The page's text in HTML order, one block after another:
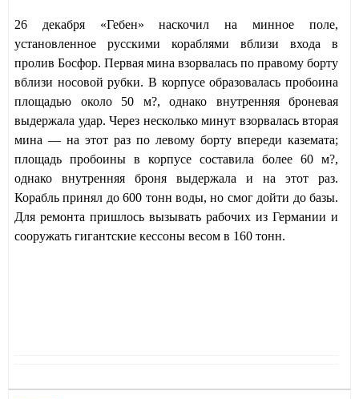
26 декабря «Гебен» наскочил на минное поле,
установленное русскими кораблями вблизи входа в
пролив Босфор. Первая мина взорвалась по правому борту
вблизи носовой рубки. В корпусе образовалась пробоина
площадью около 50 м?, однако внутренняя броневая
выдержала удар. Через несколько минут взорвалась вторая
мина — на этот раз по левому борту впереди каземата;
площадь пробоины в корпусе составила более 60 м?,
однако внутренняя броня выдержала и на этот раз.
Корабль принял до 600 тонн воды, но смог дойти до базы.
Для ремонта пришлось вызывать рабочих из Германии и
сооружать гигантские кессоны весом в 160 тонн.